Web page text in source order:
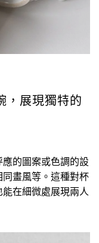
，展現獨特的
的圖案或色調的設
畫風等。這種對杯
在細微處展現兩人